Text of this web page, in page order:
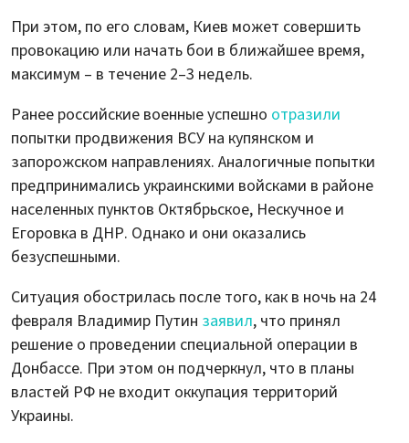
При этом, по его словам, Киев может совершить
провокацию или начать бои в ближайшее время,
максимум – в течение 2–3 недель.
Ранее российские военные успешно отразили
попытки продвижения ВСУ на купянском и
запорожском направлениях. Аналогичные попытки
предпринимались украинскими войсками в районе
населенных пунктов Октябрьское, Нескучное и
Егоровка в ДНР. Однако и они оказались
безуспешными.
Ситуация обострилась после того, как в ночь на 24
февраля Владимир Путин заявил, что принял
решение о проведении специальной операции в
Донбассе. При этом он подчеркнул, что в планы
властей РФ не входит оккупация территорий
Украины.